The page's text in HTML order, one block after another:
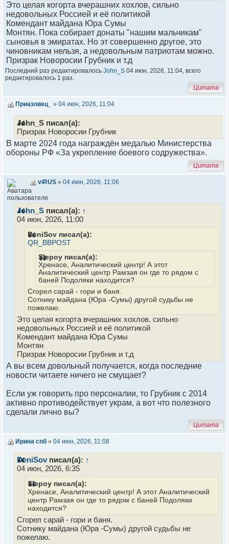
Это целая когорта вчерашних хохлов, сильно
недовольных Россией и её политикой
Комендант майдана Юра Сумы
Монтян. Пока собирает донаты "нашим мальчикам"
сыновья в эмиратах. Но эт совершенно другое, это
чиновникам нельзя, а недовольным патриотам можно.
Призрак Новоросии Грубник и т.д
Последний раз редактировалось John_S 04 июн, 2026, 11:04, всего
редактировалось 1 раз.
Цитата
Приазовец_ » 04 июн, 2026, 11:04
John_S писал(а):
Призрак Новоросии Грубник
В марте 2024 года награждён медалью Министерства
обороны РФ «За укрепление боевого содружества».
Цитата
viRUS » 04 июн, 2026, 11:06
John_S писал(а): ↑
04 июн, 2026, 11:00
DeniSov писал(а):
QR_BBPOST
Slepoy писал(а):
Хренасе, Аналитический центр! А этот
Аналитический центр Рамзая он где то рядом с
баней Подоляки находится?
Сгорел сарай - гори и баня.
Сотнику майдана (Юра -Сумы) другой судьбы не
пожелаю.
Это целая когорта вчерашних хохлов, сильно
недовольных Россией и её политикой
Комендант майдана Юра Сумы
Монтян
Призрак Новоросии Грубник и т.д
А вы всем довольный получается, когда последние
новости читаете ничего не смущает?
Если уж говорить про персоналии, то Грубник с 2014
активно противодействует украм, а вот что полезного
сделали лично вы?
Цитата
Ирина спб » 04 июн, 2026, 11:08
DeniSovписал(а): ↑
04 июн, 2026, 6:35
Slepoy писал(а):
Хренасе, Аналитический центр! А этот Аналитический
центр Рамзая он где то рядом с баней Подоляки
находится?
Сгорел сарай - гори и баня.
Сотнику майдана (Юра -Сумы) другой судьбы не
пожелаю.